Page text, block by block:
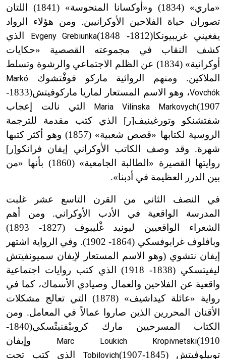
«ماري» (1834) و
«
أوكسانا المنحوسة» (1841) اللتان
تصوران حياة الفلاحين الأوكرانيين. ومن هؤلاء الرواد
يفغيني غريبيونكا(1812-
Evgeny Grebiunka
الذي
كشف النقاب في مجموعته القصصية «حكايات
أوكرانية» (1834) عن الظلم الاجتماعي والرشوة وتسلط
الملاكين. ومنهم الروائية ماركو فوفْتشوك Markó
Vovchók، وهو الاسم المستعار لماريا ماركوفيتش(1833-
1907)
Maria Vilinska Markovych
التي نالت إعجاب
شفتشنكو وتورغينيف[ر] الذي كتب مقدمة للترجمة
الروسية لكتابها «قصص شعبية» (1857) وهو أكثر كتبها
شهرة. وقد وصف الكاتب الأوكراني إيفان فرانكو[ر]
روايتها القصيرة «الطالبة الجامعية» (1860) بأنها «من
بين الدرر العظيمة في أدبنا»
.
في النصف الثاني من القرن التاسع عشر غلبت
المدرسة الواقعية في الأدب الأوكراني. ومن أهم
الشعراء الواقعيين ليونيد غْليبوف (1827
-
1893)
وبافلوف غرابوفسكي (1864
-
). وفي الرواية اشتهر
إيفان نتشوي (وهو الاسم المستعار لإيفان سميونفيتش
ليفيتسكي (1838
-
1918) الذي كتب روايات اجتماعية
واقعية عن الفلاحين والعمال وصيادي الأسماك، كما في
رواية «عائلة كيداشيف» (1878) التي تعالج مشكلات
الأقنان المحررين الذين صاروا عمالاً في المعامل. ومن
الكتاب المسرحيين مارك كروبيْفنيتْسكي(1840-
1910)
Marc Loukich Kropivnetski
وإيفان
توبيلوفيتش
(1845-
1907)
Tobilovich الذي كتب تحت